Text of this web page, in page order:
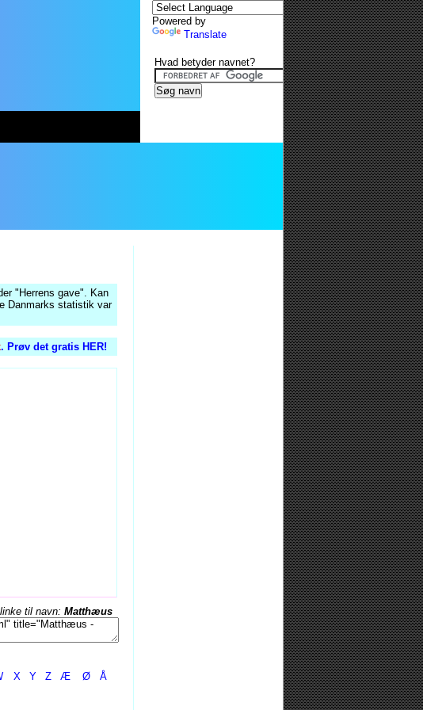
"Herrens gave". Kan
Danmarks statistik var
. Prøv det gratis HER!
til navn: Matthæus
X Y Z Æ Ø Å
Powered by
Translate
Hvad betyder navnet?